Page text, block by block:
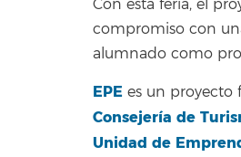
Con esta feria, el
compromiso con
alumnado como
EPE es un proyecto
Consejería de
Unidad de